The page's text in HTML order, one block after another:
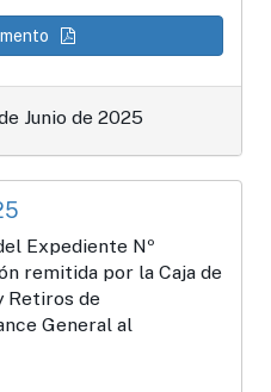
Junio de 2025
Expediente Nº
remitida por la Caja de
Retiros de
General al